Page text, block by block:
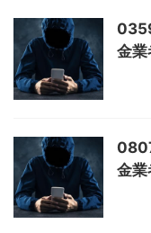
金業
金業